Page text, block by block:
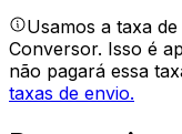
Usamos a taxa
Conversor. Isso é
não pagará essa
taxas de envio.